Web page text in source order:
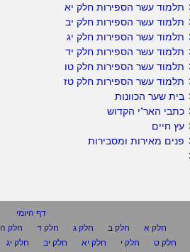
תלמוד עשר הספירות חלק יא
תלמוד עשר הספירות חלק יב
תלמוד עשר הספירות חלק יג
תלמוד עשר הספירות חלק יד
תלמוד עשר הספירות חלק טו
תלמוד עשר הספירות חלק טז
בית שער הכוונות
כתבי האר"י הקדוש
עץ חיים
פנים מאירות ומסבירות
דף היומי
חלק א
חלק ב חלק ג חלק ד חלק ה
חלק ט
חלק י חלק יא חלק יב חלק יג